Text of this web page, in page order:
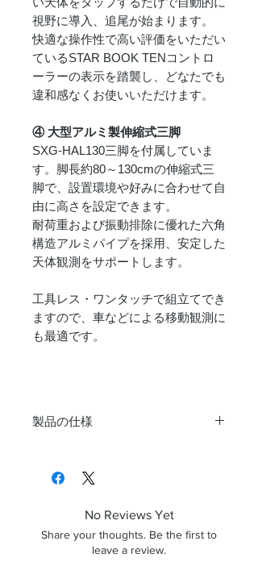
視野に導入、追尾が始まります。
快適な操作性で高い評価をいただい
ているSTAR BOOK TENコントロ
ーラーの表示を踏襲し、どなたでも
違和感なくお使いいただけます。
④ 大型アルミ製伸縮式三脚
SXG-HAL130三脚を付属していま
す。脚長約80～130cmの伸縮式三
脚で、設置環境や好みに合わせて自
由に高さを設定できます。
耐荷重および振動排除に優れた六角
構造アルミパイプを採用、安定した
天体観測をサポートします。
工具レス・ワンタッチで組立てでき
ますので、車などによる移動観測に
も最適です。
製品の仕様
対物レ
ーティング
825mm（F8）
No Reviews Yet
Share your thoughts. Be the first to
leave a review.